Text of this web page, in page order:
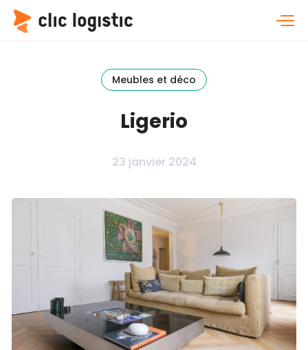
Meubles et déco
Ligerio
23 janvier 2024